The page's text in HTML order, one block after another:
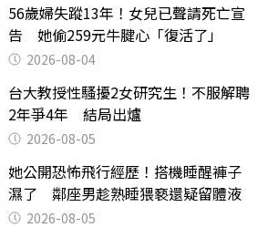
56歲婦失蹤13年！女兒已聲請死亡宣
告 她偷259元牛腱心「復活了」
2026-08-04
台大教授性騷擾2女研究生！不服解聘
2年爭4年 結局出爐
2026-08-05
她公開恐怖飛行經歷！搭機睡醒褲子
濕了 鄰座男趁熟睡猥褻還疑留體液
2026-08-05